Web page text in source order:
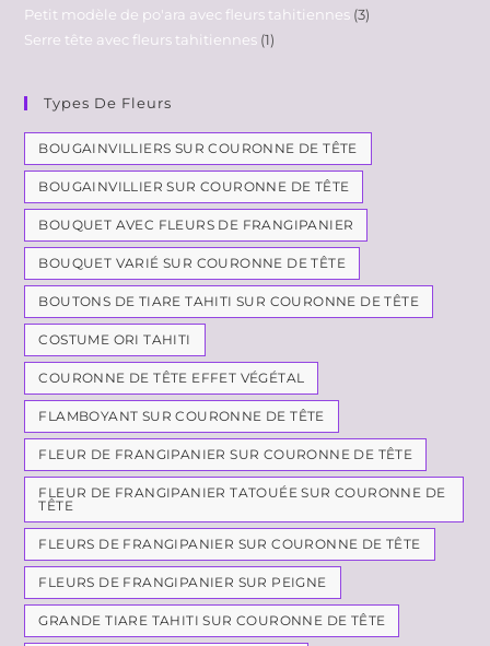
Petit modèle de po'ara avec fleurs tahitiennes 3
Serre tête avec fleurs tahitiennes 1
Types De Fleurs
BOUGAINVILLIERS SUR COURONNE DE TÊTE
BOUGAINVILLIER SUR COURONNE DE TÊTE
BOUQUET AVEC FLEURS DE FRANGIPANIER
BOUQUET VARIÉ SUR COURONNE DE TÊTE
BOUTONS DE TIARE TAHITI SUR COURONNE DE TÊTE
COSTUME ORI TAHITI
COURONNE DE TÊTE EFFET VÉGÉTAL
FLAMBOYANT SUR COURONNE DE TÊTE
FLEUR DE FRANGIPANIER SUR COURONNE DE TÊTE
FLEUR DE FRANGIPANIER TATOUÉE SUR COURONNE DE
TÊTE
FLEURS DE FRANGIPANIER SUR COURONNE DE TÊTE
FLEURS DE FRANGIPANIER SUR PEIGNE
GRANDE TIARE TAHITI SUR COURONNE DE TÊTE